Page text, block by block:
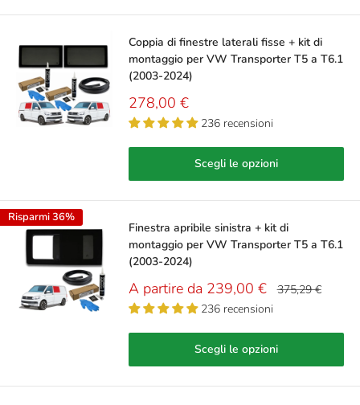
Coppia di finestre laterali fisse + kit di
montaggio per VW Transporter T5 a T6.1
(2003-2024)
Prezzo
scontato
278,00 €
236 recensioni
Scegli le opzioni
Risparmi 36%
Finestra apribile sinistra + kit di
montaggio per VW Transporter T5 a T6.1
(2003-2024)
Prezzo
scontato
A partire da 239,00 € Prezzo
375,29 €
236 recensioni
Scegli le opzioni